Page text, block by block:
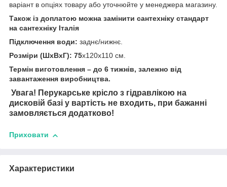
варіант в опціях товару або уточнюйте у менеджера магазину.
Також із доплатою можна замінити сантехніку стандарт
на сантехніку Італія
Підключення води: заднє/нижнє.
Розміри (ШхВхГ): 75х120х110 см.
Термін виготовлення – до 6 тижнів, залежно від
завантаження виробництва.
Увага! Перукарське крісло з гідравлікою на
дисковій базі у вартість не входить, при бажанні
замовляється додатково!
Приховати
Характеристики